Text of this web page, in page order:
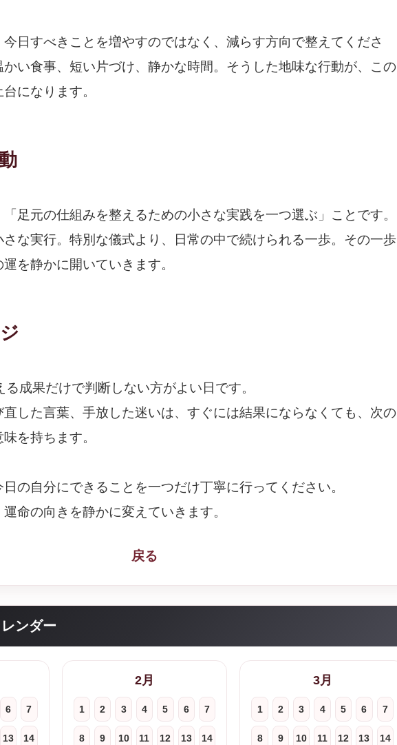
日すべきことを増やすのではなく、減らす方向で整えてくださ
い食事、短い片づけ、静かな時間。そうした地味な行動が、この
になります。
足元の仕組みを整えるための小さな実践を一つ選ぶ」ことです。
な実行。特別な儀式より、日常の中で続けられる一歩。その一歩
を静かに開いていきます。
成果だけで判断しない方がよい日です。
した言葉、手放した迷いは、すぐには結果にならなくても、次の
を持ちます。
の自分にできることを一つだけ丁寧に行ってください。
命の向きを静かに変えていきます。
戻る
ンダー
6 7
13 14
2月
1 2 3 4 5 6 7
8 9 10 11 12 13 14
3月
1 2 3 4 5 6 7
8 9 10 11 12 13 14